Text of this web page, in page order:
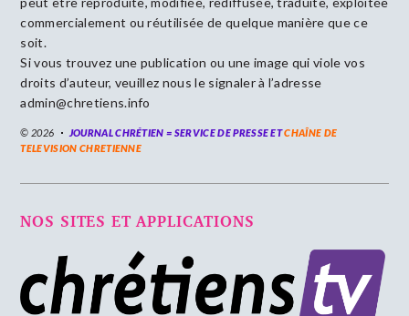
commercialement ou réutilisée de quelque manière que ce
soit.
Si vous trouvez une publication ou une image qui viole vos
droits d’auteur, veuillez nous le signaler à l’adresse
admin@chretiens.info
© 2026 JOURNAL CHRÉTIEN = SERVICE DE PRESSE ETCHAÎNE DE
TELEVISION CHRETIENNE
NOS SITES ET APPLICATIONS